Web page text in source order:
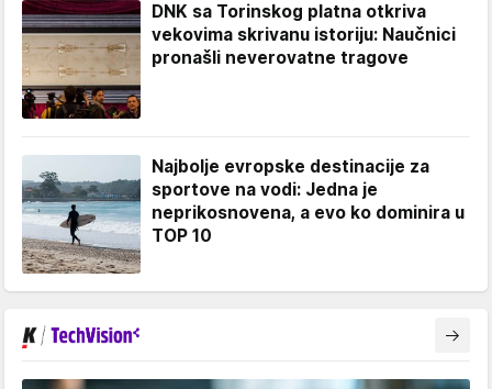
DNK sa Torinskog platna otkriva
vekovima skrivanu istoriju: Naučnici
pronašli neverovatne tragove
Najbolje evropske destinacije za
sportove na vodi: Jedna je
neprikosnovena, a evo ko dominira u
TOP 10